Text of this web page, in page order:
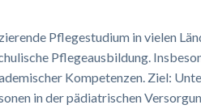
Pflegestudium in vielen
Pflegeausbildung.
Kompetenzen. Ziel:
in der pädiatrischen